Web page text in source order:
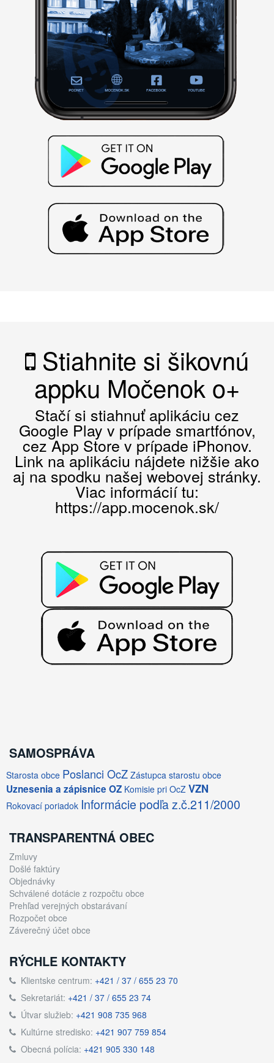
Stiahnite si šikovnú
appku Močenok o+
Stačí si stiahnuť aplikáciu cez
Google Play v prípade smartfónov,
cez App Store v prípade iPhonov.
Link na aplikáciu nájdete nižšie ako
aj na spodku našej webovej stránky.
Viac informácií tu:
https://app.mocenok.sk/
SAMOSPRÁVA
Starosta obce Poslanci OcZ Zástupca starostu obce
Uznesenia a zápisnice OZ Komisie pri OcZ VZN
Rokovací poriadok Informácie podľa z.č.211/2000
TRANSPARENTNÁ OBEC
Zmluvy
Došlé faktúry
Objednávky
Schválené dotácie z rozpočtu obce
Prehľad verejných obstarávaní
Rozpočet obce
Záverečný účet obce
RÝCHLE KONTAKTY
Klientske centrum: +421 / 37 / 655 23 70
Sekretariát: +421 / 37 / 655 23 74
Útvar služieb: +421 908 735 968
Kultúrne stredisko: +421 907 759 854
Obecná polícia: +421 905 330 148